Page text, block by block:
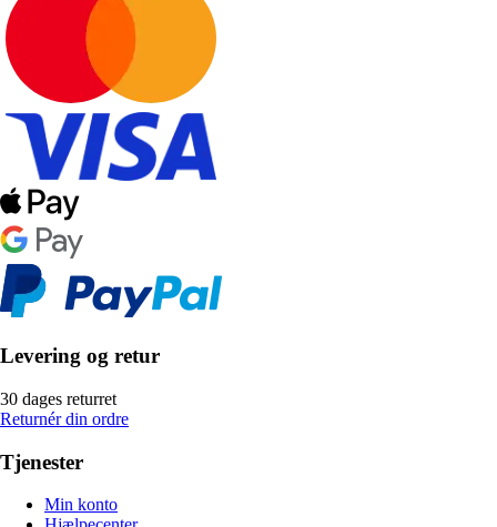
Levering og retur
30 dages returret
Returnér din ordre
Tjenester
Min konto